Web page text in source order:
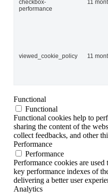
checkbox-
performance
11
viewed_cookie_policy 11
Functional
Functional
Functional cookies help to
sharing the content of the
collect feedbacks, and other
Performance
Performance
Performance cookies are
key performance indexes of
delivering a better user
Analytics